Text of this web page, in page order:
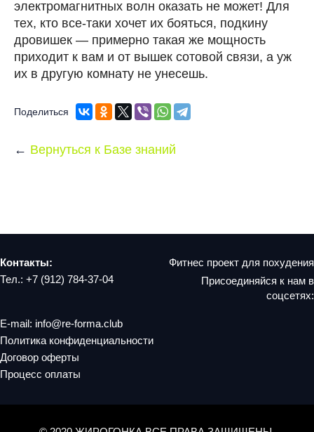
электромагнитных волн оказать не может! Для
тех, кто все-таки хочет их бояться, подкину
дровишек — примерно такая же мощность
приходит к вам и от вышек сотовой связи, а уж
их в другую комнату не унесешь.
Поделиться
Вернуться к Базе знаний
Контакты:
Тел.: +7 (912) 784-37-04
E-mail: info@re-forma.club
Политика конфиденциальности
Договор оферты
Процесс оплаты
Фитнес проект для похудения
Присоединяйся к нам в
соцсетях: